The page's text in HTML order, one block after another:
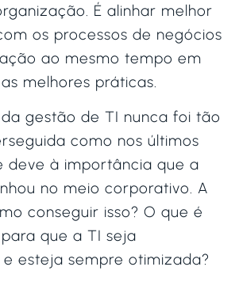
É alinhar melhor
os processos de negócios
ao mesmo tempo em
melhores práticas.
gestão de TI nunca foi tão
como nos últimos
deve à importância que a
no meio corporativo. A
conseguir isso? O que é
que a TI seja
esteja sempre otimizada?